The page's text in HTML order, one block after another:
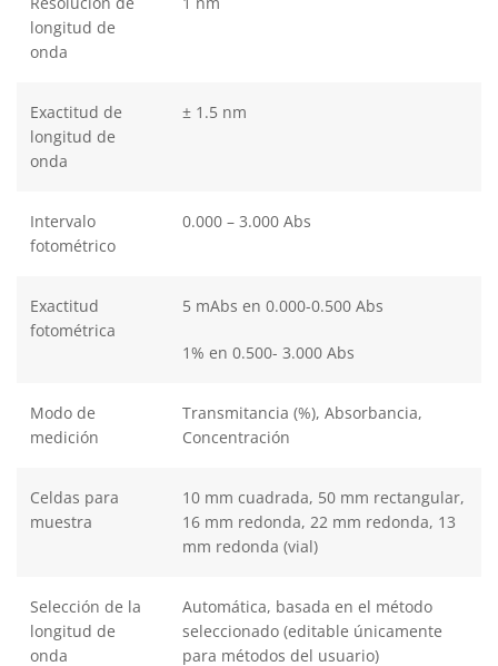
longitud de
onda
Exactitud de
longitud de
onda
± 1.5 nm
Intervalo
fotométrico
0.000 – 3.000 Abs
Exactitud
fotométrica
5 mAbs en 0.000-0.500 Abs
1% en 0.500- 3.000 Abs
Modo de
medición
Transmitancia (%), Absorbancia,
Concentración
Celdas para
muestra
10 mm cuadrada, 50 mm rectangular,
16 mm redonda, 22 mm redonda, 13
mm redonda (vial)
Selección de la
longitud de
onda
Automática, basada en el método
seleccionado (editable únicamente
para métodos del usuario)